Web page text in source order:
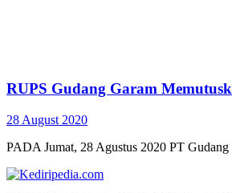
RUPS Gudang Garam
28 August 2020
PADA Jumat, 28 Agustus 2020 PT